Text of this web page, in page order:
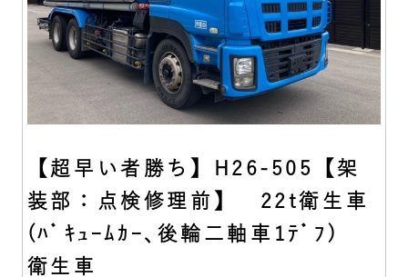
【超早い者勝ち】H26-505【架
装部：点検修理前】 22t衛生車
(ﾊﾞｷｭｰﾑｶｰ､後輪二軸車1ﾃﾞﾌ)
衛生車